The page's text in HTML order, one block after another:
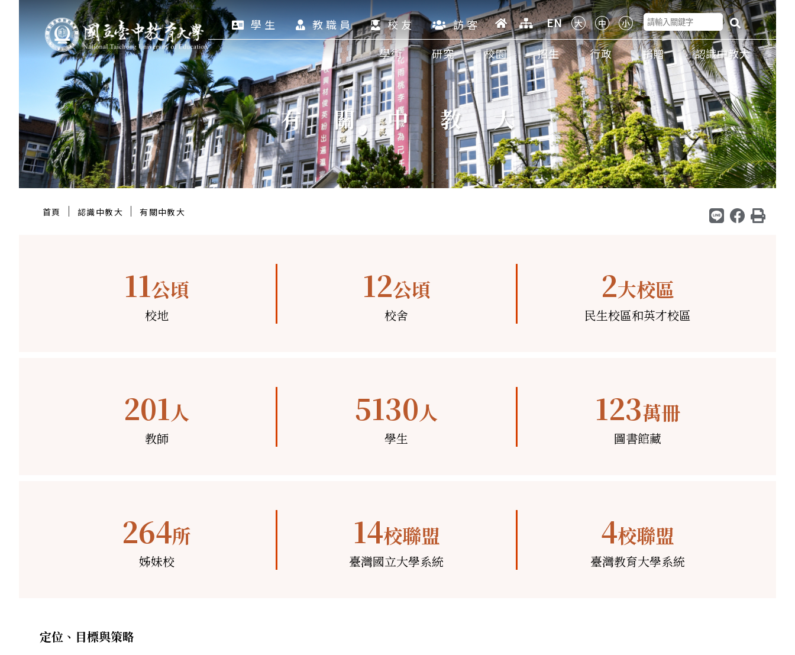
跳
至
主
塊
:::
學生
教職員 校友 訪客
EN
學術
研究 校園 招生 行政 捐贈 認識中教大
有關中教大
首頁 ｜ 認識中教大 ｜ 有關中教大
11公頃
校地
12公頃
校舍
2大校區
民生校區和英才校區
201人
教師
5130人
學生
123萬冊
圖書館藏
264所
姊妹校
14校聯盟
臺灣國立大學系統
4校聯盟
臺灣教育大學系統
定位、目標與策略